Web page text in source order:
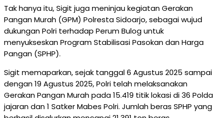
Tak hanya itu, Sigit juga meninjau kegiatan Gerakan
Pangan Murah (GPM) Polresta Sidoarjo, sebagai wujud
dukungan Polri terhadap Perum Bulog untuk
menyukseskan Program Stabilisasi Pasokan dan Harga
Pangan (SPHP).
Sigit memaparkan, sejak tanggal 6 Agustus 2025 sampai
dengan 19 Agustus 2025, Polri telah melaksanakan
Gerakan Pangan Murah pada 15.419 titik lokasi di 36 Polda
jajaran dan 1 Satker Mabes Polri. Jumlah beras SPHP yang